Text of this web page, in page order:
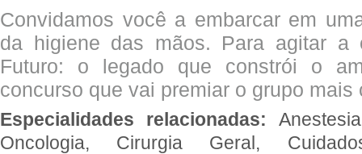
Convidamos você a embarcar em
da higiene das mãos. Para agitar a
Futuro: o legado que constrói o
concurso que vai premiar o grupo mais
Especialidades relacionadas:
Oncologia, Cirurgia Geral,